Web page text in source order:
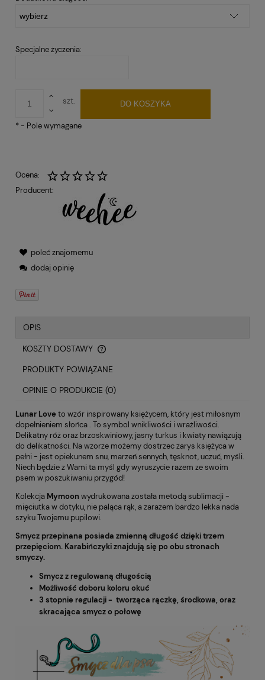
Specjalne życzenia:
szt. DO KOSZYKA
*- Pole wymagane
Ocena:
Producent:
poleć znajomemu
dodaj opinię
OPIS
KOSZTY DOSTAWY
CENA NIE ZAWIERA EWENTUALNYCH KOSZTÓW PŁATNOŚCI
PRODUKTY POWIĄZANE
OPINIE O PRODUKCIE (0)
Lunar Loveto wzór inspirowany księżycem, który jest miłosnym
dopełnieniem słońca . To symbol wnikliwości i wrażliwości.
Delikatny róż oraz brzoskwiniowy, jasny turkus i kwiaty nawiązują
do delikatności. Na wzorze możemy dostrzec zarys księżyca w
pełni - jest opiekunem snu, marzeń sennych, tęsknot, uczuć, myśli.
Niech będzie z Wami ta myśl gdy wyruszycie razem ze swoim
psem w poszukiwaniu przygód!
Kolekcja Mymoon wydrukowana została metodą sublimacji -
mięciutka w dotyku, nie paląca rąk, a zarazem bardzo lekka nada
szyku Twojemu pupilowi.
Smycz przepinana posiada zmienną długość dzięki trzem
przepięciom. Karabińczyki znajdują się po obu stronach
smyczy.
Smycz z regulowaną długością
Możliwość doboru koloru okuć
3 stopnie regulacji - tworząca rączkę, środkowa, oraz
skracająca smycz o połowę